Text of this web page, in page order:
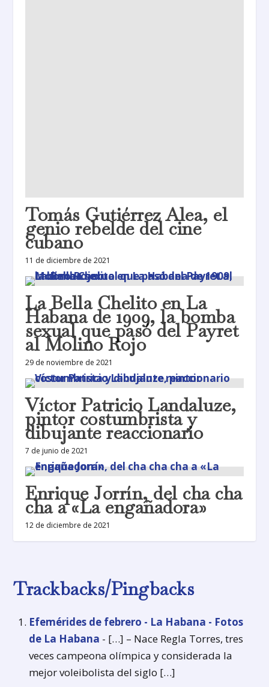
Tomás Gutiérrez Alea, el
genio rebelde del cine
cubano
11 de diciembre de 2021
La Bella Chelito en La
Habana de 1909, la bomba
sexual que pasó del Payret
al Molino Rojo
29 de noviembre de 2021
Víctor Patricio Landaluze,
pintor costumbrista y
dibujante reaccionario
7 de junio de 2021
Enrique Jorrín, del cha cha
cha a «La engañadora»
12 de diciembre de 2021
Trackbacks/Pingbacks
Efemérides de febrero - La Habana - Fotos
de La Habana - […] – Nace Regla Torres, tres
veces campeona olímpica y considerada la
mejor voleibolista del siglo […]